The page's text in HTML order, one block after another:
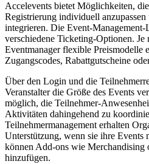
Accelevents bietet Möglichkeiten,
Registrierung individuell
integrieren. Die Event-
verschiedene Ticketing-Optionen. Je
Eventmanager flexible Preismodelle
Zugangscodes, Rabattgutscheine
Über den Login und die
Veranstalter die Größe des Events
möglich, die Teilnehmer-
Aktivitäten dahingehend zu
Teilnehmermanagement erhalten
Unterstützung, wenn sie ihre Events
können Add-ons wie Merchandising
hinzufügen.